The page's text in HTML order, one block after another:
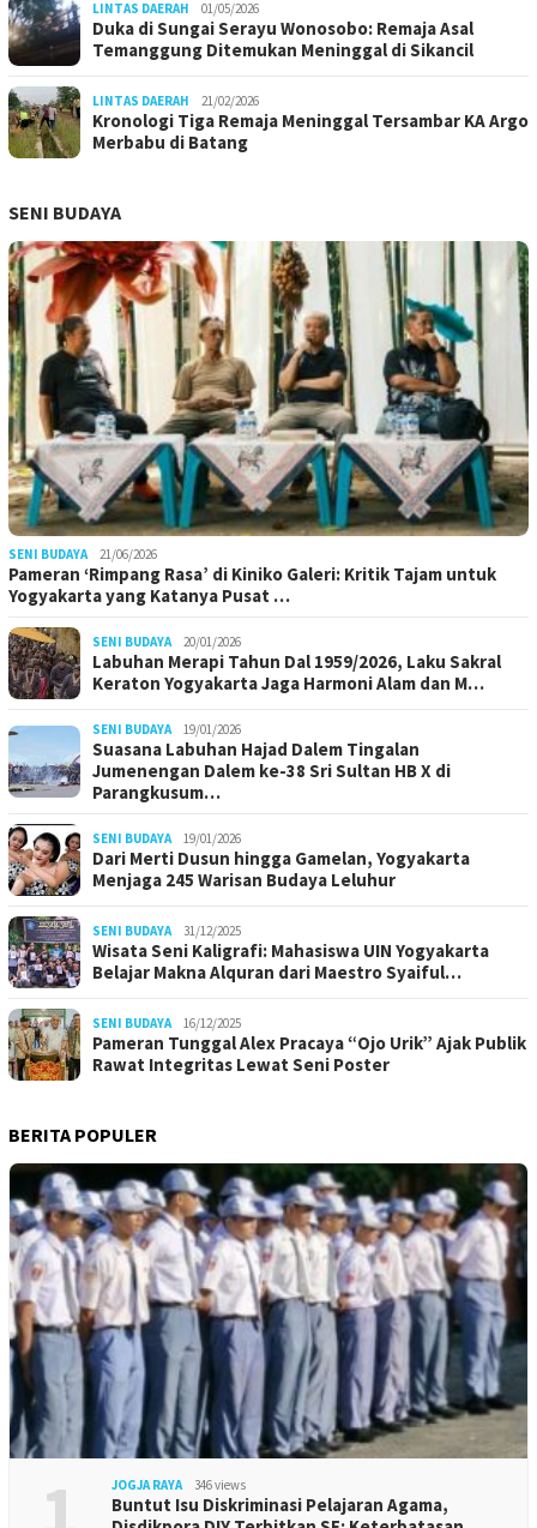
LINTAS DAERAH 01/05/2026
Duka di Sungai Serayu Wonosobo: Remaja Asal
Temanggung Ditemukan Meninggal di Sikancil
LINTAS DAERAH 21/02/2026
Kronologi Tiga Remaja Meninggal Tersambar KA Argo
Merbabu di Batang
SENI BUDAYA
SENI BUDAYA 21/06/2026
Pameran ‘Rimpang Rasa’ di Kiniko Galeri: Kritik Tajam untuk
Yogyakarta yang Katanya Pusat …
SENI BUDAYA 20/01/2026
Labuhan Merapi Tahun Dal 1959/2026, Laku Sakral
Keraton Yogyakarta Jaga Harmoni Alam dan M…
SENI BUDAYA 19/01/2026
Suasana Labuhan Hajad Dalem Tingalan
Jumenengan Dalem ke-38 Sri Sultan HB X di
Parangkusum…
SENI BUDAYA 19/01/2026
Dari Merti Dusun hingga Gamelan, Yogyakarta
Menjaga 245 Warisan Budaya Leluhur
SENI BUDAYA 31/12/2025
Wisata Seni Kaligrafi: Mahasiswa UIN Yogyakarta
Belajar Makna Alquran dari Maestro Syaiful…
SENI BUDAYA 16/12/2025
Pameran Tunggal Alex Pracaya “Ojo Urik” Ajak Publik
Rawat Integritas Lewat Seni Poster
BERITA POPULER
JOGJA RAYA 346 views
Buntut Isu Diskriminasi Pelajaran Agama,